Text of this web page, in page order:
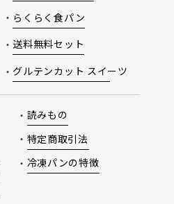
らくらく食パン
送料無料セット
グルテンカット スイーツ
読みもの
特定商取引法
冷凍パンの特徴